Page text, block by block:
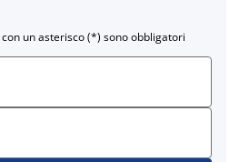
un asterisco (*) sono obbligatori